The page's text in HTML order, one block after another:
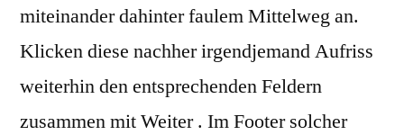
miteinander dahinter faulem Mittelweg an.
Klicken diese nachher irgendjemand Aufriss
weiterhin den entsprechenden Feldern
zusammen mit Weiter . Im Footer solcher